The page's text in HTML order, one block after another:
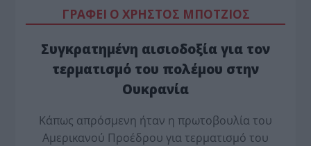
ΓΡΑΦΕΙ Ο ΧΡΗΣΤΟΣ ΜΠΟΤΖΙΟΣ
Συγκρατημένη αισιοδοξία για τον
τερματισμό του πολέμου στην
Ουκρανία
Κάπως απρόσμενη ήταν η πρωτοβουλία του
Αμερικανού Προέδρου για τερματισμό του